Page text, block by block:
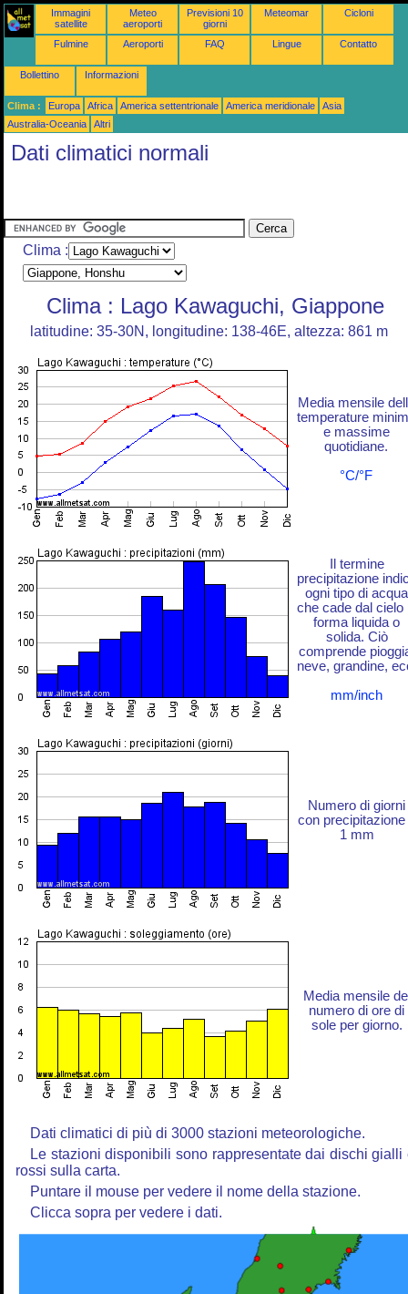
Immagini
satellite
Meteo
aeroporti
Previsioni 10
giorni
Meteomar Cicloni
Fulmine Aeroporti FAQ Lingue Contatto
Bollettino Informazioni
Clima : Europa Africa America settentrionale America meridionale
Asia
Australia-Oceania
Altri
Dati climatici normali
Clima :
Clima : Lago Kawaguchi, Giappone
latitudine: 35-30N, longitudine: 138-46E, altezza: 861 m
Media mensile
temperature
e massime
quotidiane.
°C/°F
Il termine
precipitazione
ogni tipo di acqua
che cade dal cielo
forma liquida o
solida. Ciò
comprende
neve, grandine,
mm/inch
Numero di giorni
con precipitazione
1 mm
Media mensile
numero di ore di
sole per giorno.
Dati climatici di più di 3000 stazioni meteorologiche.
Le stazioni disponibili sono rappresentate dai dischi gialli
rossi sulla carta.
Puntare il mouse per vedere il nome della stazione.
Clicca sopra per vedere i dati.